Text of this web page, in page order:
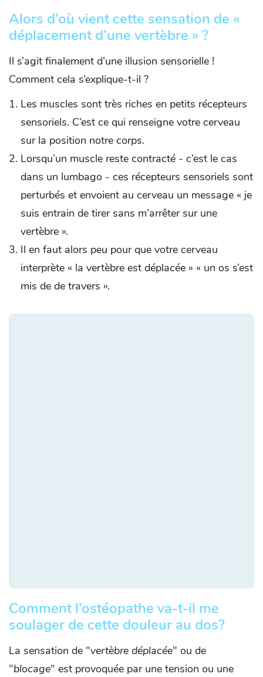
Alors d’où vient cette sensation de «
déplacement d’une vertèbre » ?
Il s’agit finalement d’une illusion sensorielle !
Comment cela s’explique-t-il ?
Les muscles sont très riches en petits récepteurs
sensoriels. C’est ce qui renseigne votre cerveau
sur la position notre corps.
Lorsqu’un muscle reste contracté - c’est le cas
dans un lumbago - ces récepteurs sensoriels sont
perturbés et envoient au cerveau un message « je
suis entrain de tirer sans m’arrêter sur une
vertèbre ».
Il en faut alors peu pour que votre cerveau
interprète « la vertèbre est déplacée » « un os s’est
mis de de travers ».
Comment l’ostéopathe va-t-il me
soulager de cette douleur au dos?
La sensation de "vertèbre déplacée" ou de
"blocage" est provoquée par une tension ou une